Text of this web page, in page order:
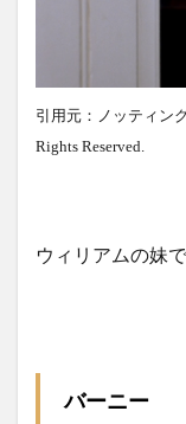
引用元：ノッティン
Rights Reserved.
ウィリアムの妹
バーニー